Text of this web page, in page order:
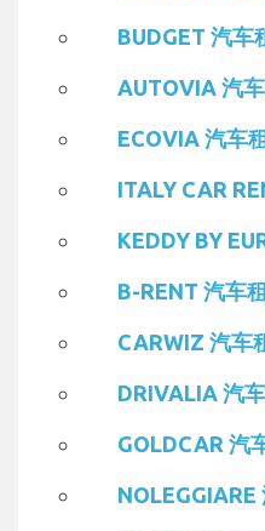
BUDGET 汽车
AUTOVIA 汽
ECOVIA 汽车
ITALY CAR
KEDDY BY
B-RENT 汽车
CARWIZ 汽车
DRIVALIA 汽
GOLDCAR 汽
NOLEGGIARE